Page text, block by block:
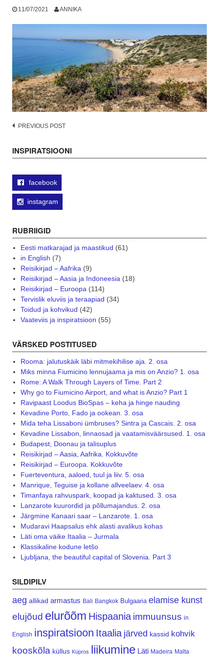
11/07/2021 ANNIKA
Post
PREVIOUS POST
INSPIRATSIOONI
facebook
instagram
RUBRIIGID
Eesti matkarajad ja maastikud (61)
in English (7)
Reisikirjad – Aafrika (9)
Reisikirjad – Aasia ja Indoneesia (18)
Reisikirjad – Euroopa (114)
Tervislik eluviis ja teraapiad (34)
Toidud ja kohvikud (42)
Vaateviis ja inspiratsioon (55)
VÄRSKED POSTITUSED
Rooma: jalutuskäik läbi mitmekihilise aja. 2. osa
Miks minna Fiumicino lennujaama ja mis on Anzio? 1. osa
Rome: A Walk Through Layers of Time. Part 2
Why go to Fiumicino Airport, and what is Anzio? Part 1
Ravipaast Loodus BioSpas – keha ja hinge nauding
Kevadine Porto, Fado ja ookean. 3. osa
Mida teha Lissaboni ümbruses? Sintra ja Cascais. 2. osa
Kevadine Lissabon, linnaosad ja vaatamisväärsused. 1. osa
Budapest, Doonau ja talisuplus
Reisikirjad – Aasia, Aafrika. Kokkuvõte
Reisikirjad – Euroopa. Kokkuvõte
Fuerteventura, aaloed, tuul ja liiv. 5. osa
Manrique, Teguise ja kollane allveelaev. 4. osa
Timanfaya rahvuspark, koopad ja kaktused. 3. osa
Lanzarote kuurordid ja põllumajandus. 2. osa
Järgmine Kanaari saar – Lanzarote. 1. osa
Mudaravi Haapsalus ehk alasti avalikus kohas
Läti oma väike Itaalia – Jurmala
Klassikaline kodune letšo
Ljubljana, the beautiful capital of Slovenia. Part 3
SILDIPILV
aeg allikad armastus Bali Bangkok Bulgaaria elamise kunst
elujõud elurõõm Hispaania immuunsus in
English inspiratsioon Itaalia järved kassid kohvik
kooskõla küllus Küpros liikumine Läti Madeira Malta